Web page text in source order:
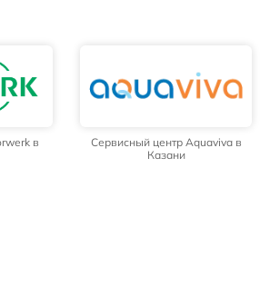
в
Сервисный центр Aquaviva в
Казани